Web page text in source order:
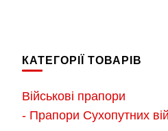
можна
на
сторінці
КАТЕГОРІЇ ТОВАРІВ
Військові прапори
- Прапори Сухопутних